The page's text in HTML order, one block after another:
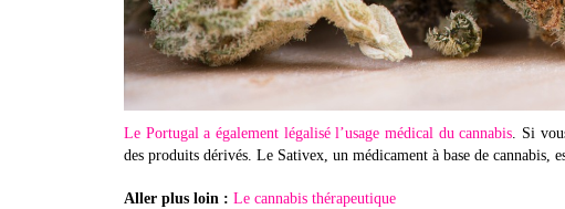
Le Portugal a également légalisé l’usage médical du cannabis. Si
des produits dérivés. Le Sativex, un médicament à base de cannabis,
Aller plus loin : Le cannabis thérapeutique